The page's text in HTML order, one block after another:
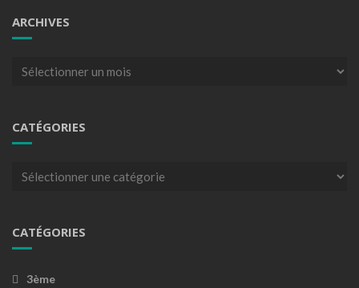
ARCHIVES
Archives
CATÉGORIES
Catégories
CATÉGORIES
3ème